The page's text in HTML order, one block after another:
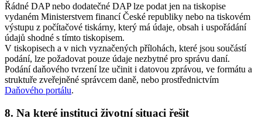
Řádné DAP nebo dodatečné DAP lze podat jen na tiskopise
vydaném Ministerstvem financí České republiky nebo na tiskovém
výstupu z počítačové tiskárny, který má údaje, obsah i uspořádání
údajů shodné s tímto tiskopisem.
V tiskopisech a v nich vyznačených přílohách, které jsou součástí
podání, lze požadovat pouze údaje nezbytné pro správu daní.
Podání daňového tvrzení lze učinit i datovou zprávou, ve formátu a
struktuře zveřejněné správcem daně, nebo prostřednictvím
Daňového portálu.
8. Na které instituci životní situaci řešit